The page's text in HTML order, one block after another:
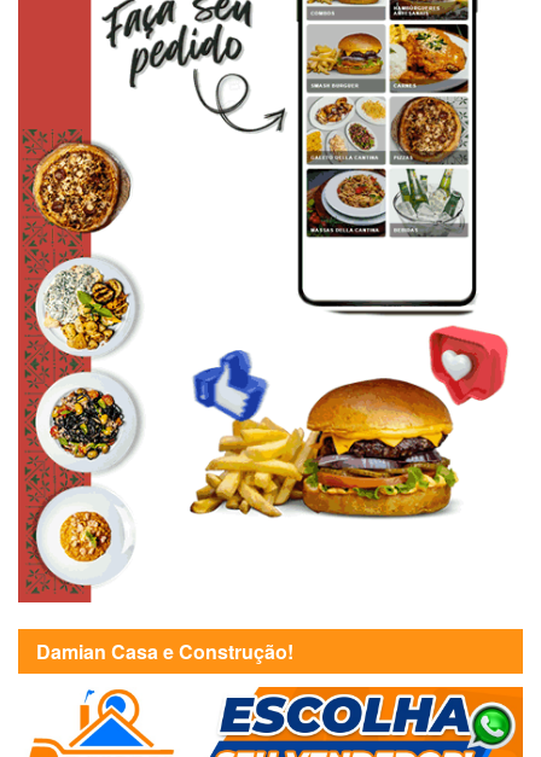
Damian Casa e Construção!